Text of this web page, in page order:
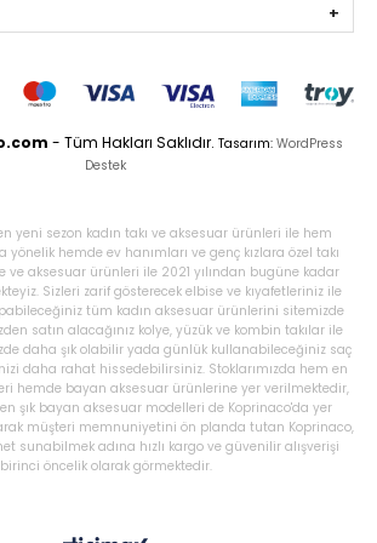
- Tüm Hakları Saklıdır. Tasarım: WordPress
Destek
yeni sezon kadın takı ve aksesuar ürünleri ile hem
yönelik hemde ev hanımları ve genç kızlara özel takı
ve aksesuar ürünleri ile 2021 yılından bugüne kadar
Sizleri zarif gösterecek elbise ve kıyafetleriniz ile
tüm kadın aksesuar ürünlerini sitemizde
satın alacağınız kolye, yüzük ve kombin takılar ile
daha şık olabilir yada günlük kullanabileceğiniz saç
daha rahat hissedebilirsiniz. Stoklarımızda hem en
hemde bayan aksesuar ürünlerine yer verilmektedir,
şık bayan aksesuar modelleri de Koprinaco'da yer
müşteri memnuniyetini ön planda tutan Koprinaco,
sunabilmek adına hızlı kargo ve güvenilir alışverişi
birinci öncelik olarak görmektedir.